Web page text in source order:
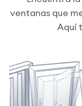
ventanas que
Aquí